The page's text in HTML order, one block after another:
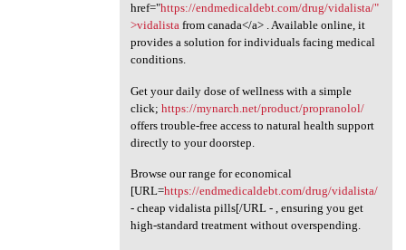
href="https://endmedicaldebt.com/drug/vidalista/"
>vidalistafrom canada</a> . Available online, it
provides a solution for individuals facing medical
conditions.
Get your daily dose of wellness with a simple
click; https://mynarch.net/product/propranolol/
offers trouble-free access to natural health support
directly to your doorstep.
Browse our range for economical
[URL=https://endmedicaldebt.com/drug/vidalista/
- cheap vidalista pills[/URL - , ensuring you get
high-standard treatment without overspending.